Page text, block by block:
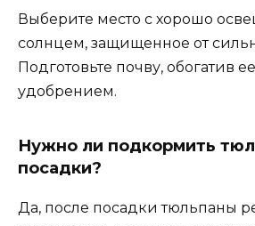
Выберите место с хорошо
солнцем, защищенное от
Подготовьте почву, обогатив
удобрением.
Нужно ли подкормить
посадки?
Да, после посадки тюльпаны